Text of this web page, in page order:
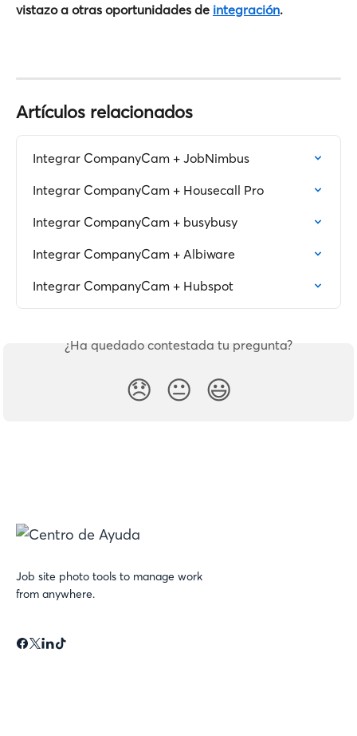
vistazo a otras oportunidades de integración.
Artículos relacionados
Integrar CompanyCam + JobNimbus
Integrar CompanyCam + Housecall Pro
Integrar CompanyCam + busybusy
Integrar CompanyCam + Albiware
Integrar CompanyCam + Hubspot
¿Ha quedado contestada tu pregunta?
😞 😐 😃
Job site photo tools to manage work
from anywhere.